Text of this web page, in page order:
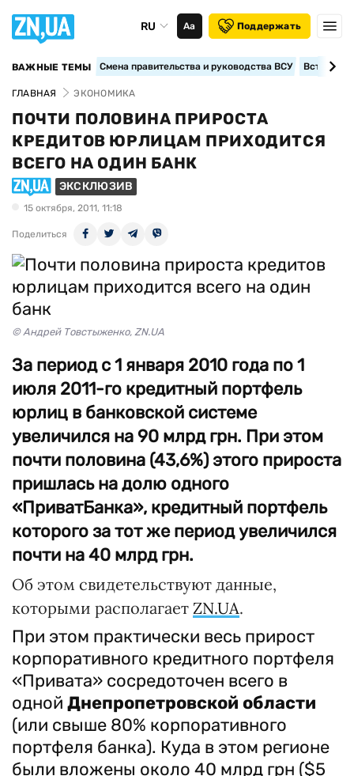
RU Аа Поддержать
ВАЖНЫЕ ТЕМЫ Смена правительства и руководства ВСУ
ГЛАВНАЯ ЭКОНОМИКА
ПОЧТИ ПОЛОВИНА ПРИРОСТА
КРЕДИТОВ ЮРЛИЦАМ ПРИХОДИТСЯ
ВСЕГО НА ОДИН БАНК
ЭКСКЛЮЗИВ
15 октября, 2011, 11:18
Поделиться
© Андрей Товстыженко, ZN.UA
За период с 1 января 2010 года по 1
июля 2011-го кредитный портфель
юрлиц в банковской системе
увеличился на 90 млрд грн. При этом
почти половина (43,6%) этого прироста
пришлась на долю одного
«ПриватБанка», кредитный портфель
которого за тот же период увеличился
почти на 40 млрд грн.
Об этом свидетельствуют данные,
которыми располагает ZN.UA.
При этом практически весь прирост
корпоративного кредитного портфеля
«Привата» сосредоточен всего в
одной Днепропетровской области
(или свыше 80% корпоративного
портфеля банка). Куда в этом регионе
были вложены около 40 млрд грн ($5